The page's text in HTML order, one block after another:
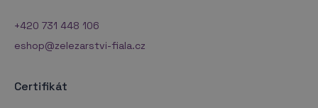
+420 731 448 106
eshop@zelezarstvi-fiala.cz
Certifikát